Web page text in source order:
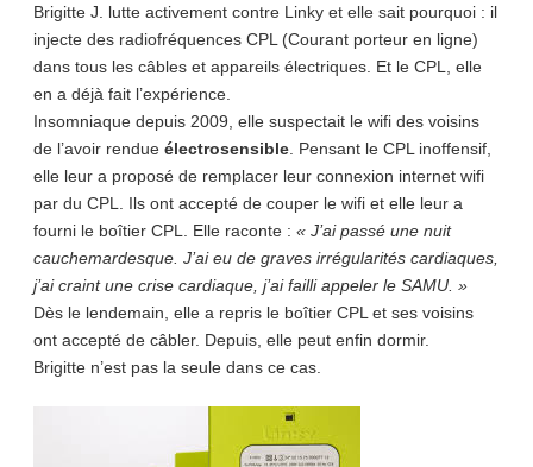
Brigitte J. lutte activement contre Linky et elle sait pourquoi : il
injecte des radiofréquences CPL (Courant porteur en ligne)
dans tous les câbles et appareils électriques. Et le CPL, elle
en a déjà fait l’expérience.
Insomniaque depuis 2009, elle suspectait le wifi des voisins
de l’avoir rendue électrosensible . Pensant le CPL inoffensif,
elle leur a proposé de remplacer leur connexion internet wifi
par du CPL. Ils ont accepté de couper le wifi et elle leur a
fourni le boîtier CPL. Elle raconte : « J’ai passé une nuit
cauchemardesque. J’ai eu de graves irrégularités cardiaques,
j’ai craint une crise cardiaque, j’ai failli appeler le SAMU. »
Dès le lendemain, elle a repris le boîtier CPL et ses voisins
ont accepté de câbler. Depuis, elle peut enfin dormir.
Brigitte n’est pas la seule dans ce cas.